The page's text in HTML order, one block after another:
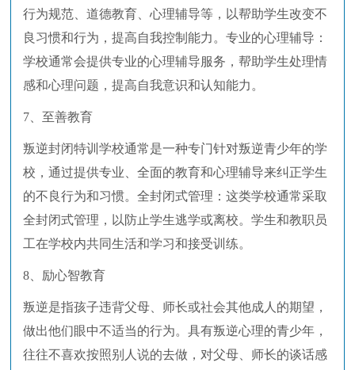
行为规范、道德教育、心理辅导等，以帮助学生改变不
良习惯和行为，提高自我控制能力。专业的心理辅导：
学校通常会提供专业的心理辅导服务，帮助学生处理情
感和心理问题，提高自我意识和认知能力。
7、至善教育
叛逆封闭特训学校通常是一种专门针对叛逆青少年的学
校，通过提供专业、全面的教育和心理辅导来纠正学生
的不良行为和习惯。全封闭式管理：这类学校通常采取
全封闭式管理，以防止学生逃学或离校。学生和教职员
工在学校内共同生活和学习和接受训练。
8、励心智教育
叛逆是指孩子违背父母、师长或社会其他成人的期望，
做出他们眼中不适当的行为。具有叛逆心理的青少年，
往往不喜欢按照别人说的去做，对父母、师长的谈话感